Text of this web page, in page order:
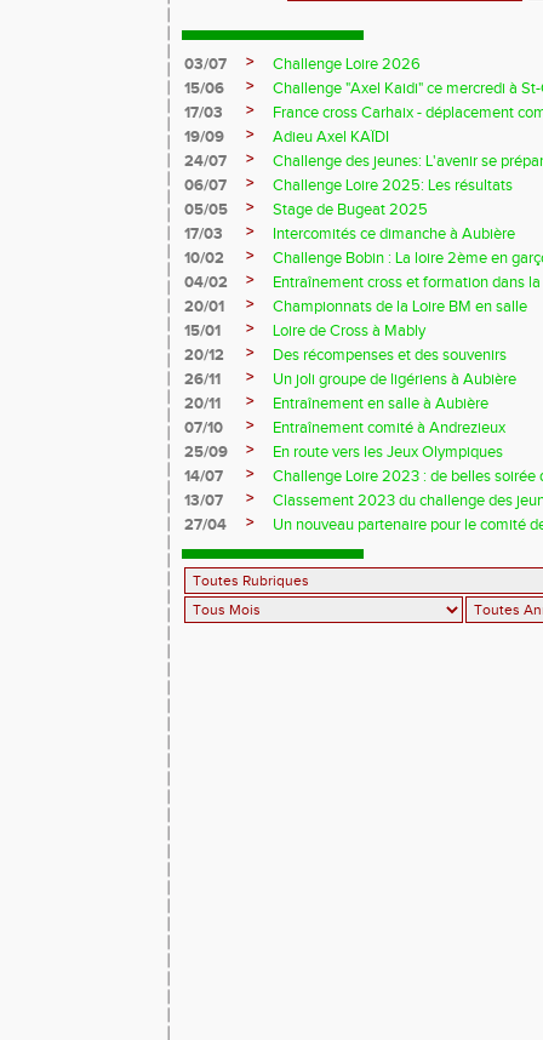
03/07 >
Challenge Loire 2026
15/06
>
Challenge "Axel Kaidi" ce mercredi à
17/03
>
France cross Carhaix - déplacement
19/09
>
Adieu Axel KAÏDI
24/07
>
Challenge des jeunes: L'avenir se
06/07
>
Challenge Loire 2025: Les résultats
05/05
>
Stage de Bugeat 2025
17/03
>
Intercomités ce dimanche à Aubière
10/02
>
Challenge Bobin : La loire 2ème en
04/02
>
Entraînement cross et formation dans
20/01
>
Championnats de la Loire BM en salle
15/01
>
Loire de Cross à Mably
20/12
>
Des récompenses et des souvenirs
26/11
>
Un joli groupe de ligériens à Aubière
20/11
>
Entraînement en salle à Aubière
07/10
>
Entraînement comité à Andrezieux
25/09
>
En route vers les Jeux Olympiques
14/07
>
Challenge Loire 2023 : de belles soirée
13/07
>
Classement 2023 du challenge des
27/04
> Un nouveau partenaire pour le comité